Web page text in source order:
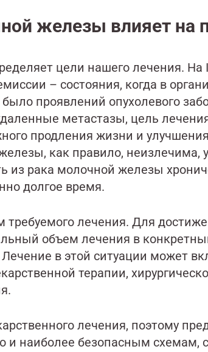
железы влияет на
цели нашего лечения. На
– состояния, когда в
проявлений опухолевого
метастазы, цель
продления жизни и улучшения
как правило, неизлечима,
из рака молочной железы
долгое время.
требуемого лечения. Для
объем лечения в
в этой ситуации может
терапии,
лечения, поэтому
и наиболее безопасным схемам,